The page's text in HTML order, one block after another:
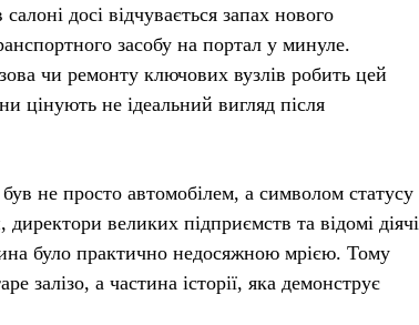
досі відчувається запах нового
засобу на портал у минуле.
чи ремонту ключових вузлів робить цей
цінують не ідеальний вигляд після
не просто автомобілем, а символом статусу
великих підприємств та відомі діячі
було практично недосяжною мрією. Тому
залізо, а частина історії, яка демонструє